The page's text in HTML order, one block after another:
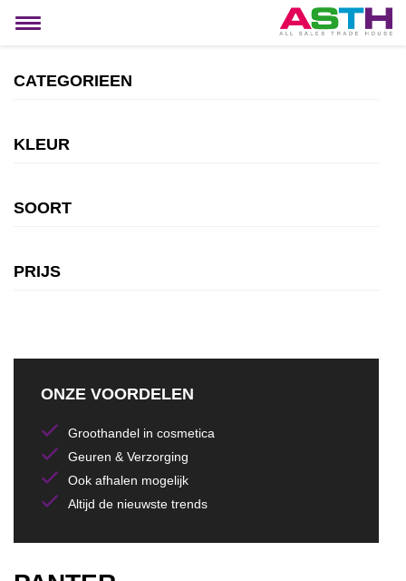
Toggle
CATEGORIEEN
KLEUR
SOORT
PRIJS
ONZE VOORDELEN
Groothandel in cosmetica
Geuren & Verzorging
Ook afhalen mogelijk
Altijd de nieuwste trends